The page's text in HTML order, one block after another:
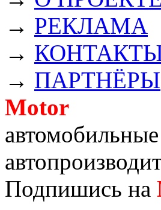
→ РЕКЛАМА
→
→ ПАРТНЁРЫ
Motor
Подпишись на